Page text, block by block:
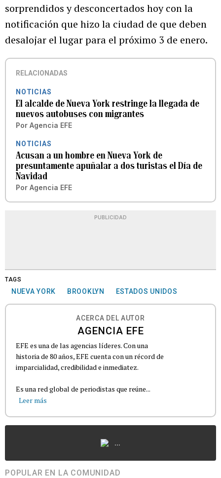
sorprendidos y desconcertados hoy con la
notificación que hizo la ciudad de que deben
desalojar el lugar para el próximo 3 de enero.
RELACIONADAS
NOTICIAS
El alcalde de Nueva York restringe la llegada de
nuevos autobuses con migrantes
Por Agencia EFE
NOTICIAS
Acusan a un hombre en Nueva York de
presuntamente apuñalar a dos turistas el Día de
Navidad
Por Agencia EFE
PUBLICIDAD
TAGS
NUEVA YORK BROOKLYN ESTADOS UNIDOS
ACERCA DEL AUTOR
AGENCIA EFE
EFE es una de las agencias líderes. Con una
historia de 80 años, EFE cuenta con un récord de
imparcialidad, credibilidad e inmediatez.
Es una red global de periodistas que reúne...
Leer más
...
POPULAR EN LA COMUNIDAD